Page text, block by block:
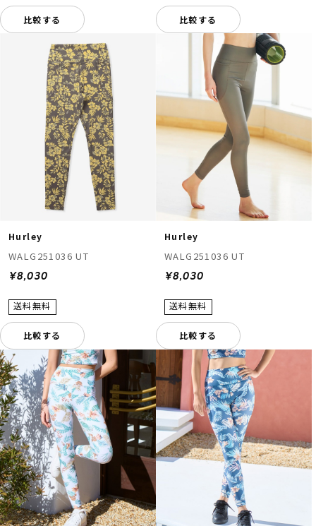
比較する 比較する
Hurley
WALG251036 UT
¥8,030
比較する
Hurley
WALG251036 UT
¥8,030
比較する